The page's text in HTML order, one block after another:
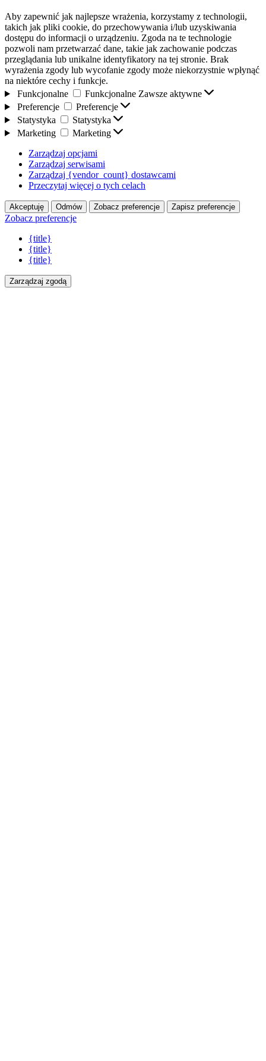
Aby zapewnić jak najlepsze wrażenia, korzystamy z technologii,
takich jak pliki cookie, do przechowywania i/lub uzyskiwania
dostępu do informacji o urządzeniu. Zgoda na te technologie
pozwoli nam przetwarzać dane, takie jak zachowanie podczas
przeglądania lub unikalne identyfikatory na tej stronie. Brak
wyrażenia zgody lub wycofanie zgody może niekorzystnie wpłynąć
na niektóre cechy i funkcje.
Funkcjonalne
Funkcjonalne Zawsze aktywne
Preferencje
Preferencje
Statystyka
Statystyka
Marketing
Marketing
Zarządzaj opcjami
Zarządzaj serwisami
Zarządzaj {vendor_count} dostawcami
Przeczytaj więcej o tych celach
Akceptuję Odmów Zobacz preferencje Zapisz preferencje
Zobacz preferencje
{title}
{title}
{title}
Zarządzaj zgodą